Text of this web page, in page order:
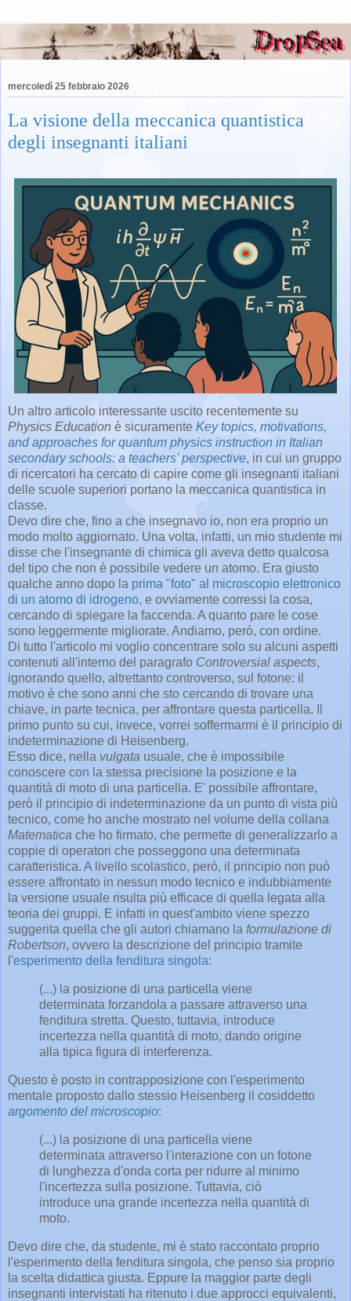
mercoledì 25 febbraio 2026
La visione della meccanica quantistica
degli insegnanti italiani
Un altro articolo interessante uscito recentemente su
Physics Education è sicuramente Key topics, motivations,
and approaches for quantum physics instruction in Italian
secondary schools: a teachers' perspective, in cui un gruppo
di ricercatori ha cercato di capire come gli insegnanti italiani
delle scuole superiori portano la meccanica quantistica in
classe.
Devo dire che, fino a che insegnavo io, non era proprio un
modo molto aggiornato. Una volta, infatti, un mio studente mi
disse che l'insegnante di chimica gli aveva detto qualcosa
del tipo che non è possibile vedere un atomo. Era giusto
qualche anno dopo la prima "foto" al microscopio elettronico
di un atomo di idrogeno, e ovviamente corressi la cosa,
cercando di spiegare la faccenda. A quanto pare le cose
sono leggermente migliorate. Andiamo, però, con ordine.
Di tutto l'articolo mi voglio concentrare solo su alcuni aspetti
contenuti all'interno del paragrafo Controversial aspects,
ignorando quello, altrettanto controverso, sul fotone: il
motivo è che sono anni che sto cercando di trovare una
chiave, in parte tecnica, per affrontare questa particella. Il
primo punto su cui, invece, vorrei soffermarmi è il principio di
indeterminazione di Heisenberg.
Esso dice, nella vulgata usuale, che è impossibile
conoscere con la stessa precisione la posizione e la
quantità di moto di una particella. E' possibile affrontare,
però il principio di indeterminazione da un punto di vista più
tecnico, come ho anche mostrato nel volume della collana
Matematica che ho firmato, che permette di generalizzarlo a
coppie di operatori che posseggono una determinata
caratteristica. A livello scolastico, però, il principio non può
essere affrontato in nessun modo tecnico e indubbiamente
la versione usuale risulta più efficace di quella legata alla
teoria dei gruppi. E infatti in quest'ambito viene spezzo
suggerita quella che gli autori chiamano la formulazione di
Robertson, ovvero la descrizione del principio tramite
l'esperimento della fenditura singola:
(...) la posizione di una particella viene
determinata forzandola a passare attraverso una
fenditura stretta. Questo, tuttavia, introduce
incertezza nella quantità di moto, dando origine
alla tipica figura di interferenza.
Questo è posto in contrapposizione con l'esperimento
mentale proposto dallo stessio Heisenberg il cosiddetto
argomento del microscopio:
(...) la posizione di una particella viene
determinata attraverso l'interazione con un fotone
di lunghezza d'onda corta per ridurre al minimo
l'incertezza sulla posizione. Tuttavia, ciò
introduce una grande incertezza nella quantità di
moto.
Devo dire che, da studente, mi è stato raccontato proprio
l'esperimento della fenditura singola, che penso sia proprio
la scelta didattica giusta. Eppure la maggior parte degli
insegnanti intervistati ha ritenuto i due approcci equivalenti,